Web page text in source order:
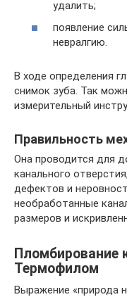
удалить;
появление
невралгию.
В ходе определения
снимок зуба. Так
измерительный
Правильность
Она проводится для
канального
дефектов и
необработанные
размеров и
Пломбирование
Термофилом
Выражение «природа